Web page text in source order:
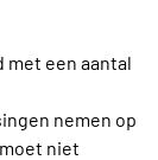
een aantal
nemen op
niet